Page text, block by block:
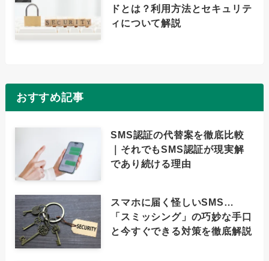
ドとは？利用方法とセキュリテ
ィについて解説
おすすめ記事
SMS認証の代替案を徹底比較
｜それでもSMS認証が現実解
であり続ける理由
スマホに届く怪しいSMS…
「スミッシング」の巧妙な手口
と今すぐできる対策を徹底解説